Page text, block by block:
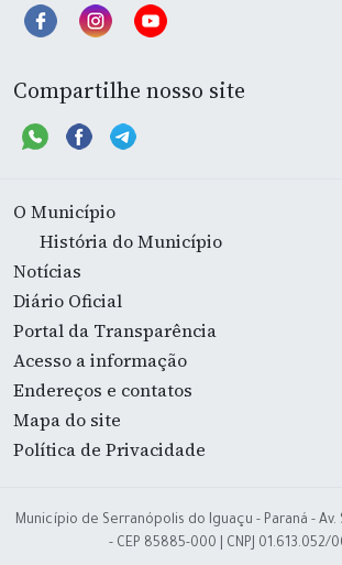
Compartilhe nosso site
O Município
História do Município
Notícias
Diário Oficial
Portal da Transparência
Acesso a informação
Endereços e contatos
Mapa do site
Política de Privacidade
Município de Serranópolis do Iguaçu - Paraná - Av.
- CEP 85885-000 | CNPJ 01.613.052/